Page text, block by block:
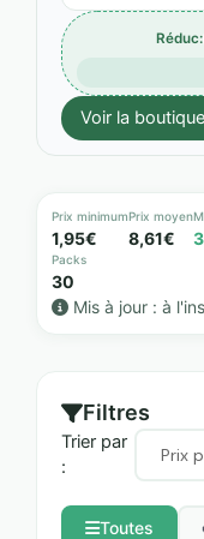
Réduc:
Voir la boutique
Prix minimum
1,95€
Prix moyen
8,61€
Packs
30
Mis à jour : à
Filtres
Trier par
:
Toutes